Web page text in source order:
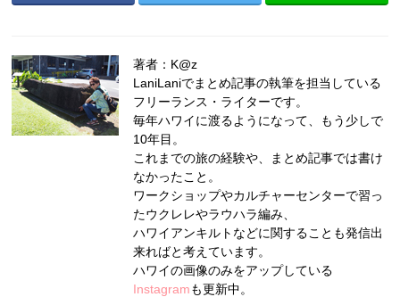
著者：K@z
LaniLaniでまとめ記事の執筆を担当している
フリーランス・ライターです。
毎年ハワイに渡るようになって、もう少しで
10年目。
これまでの旅の経験や、まとめ記事では書け
なかったこと。
ワークショップやカルチャーセンターで習っ
たウクレレやラウハラ編み、
ハワイアンキルトなどに関することも発信出
来ればと考えています。
ハワイの画像のみをアップしている
Instagramも更新中。